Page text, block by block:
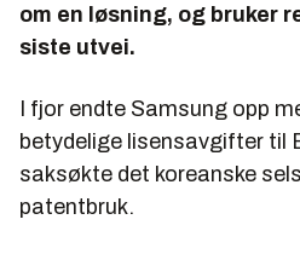
om en løsning, og bruker
siste utvei.
I fjor endte Samsung opp
betydelige lisensavgifter til
saksøkte det koreanske
patentbruk.